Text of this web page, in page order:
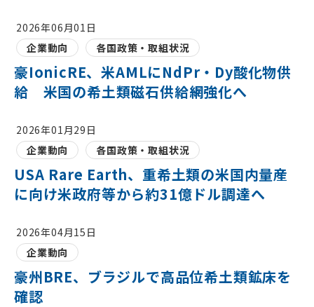
2026年06月01日
企業動向
各国政策・取組状況
豪IonicRE、米AMLにNdPr・Dy酸化物供
給 米国の希土類磁石供給網強化へ
2026年01月29日
企業動向
各国政策・取組状況
USA Rare Earth、重希土類の米国内量産
に向け米政府等から約31億ドル調達へ
2026年04月15日
企業動向
豪州BRE、ブラジルで高品位希土類鉱床を
確認